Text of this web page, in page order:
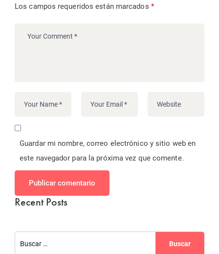
Los campos requeridos están marcados *
Guardar mi nombre, correo electrónico y sitio web en
este navegador para la próxima vez que comente.
Publicar comentario
Recent Posts